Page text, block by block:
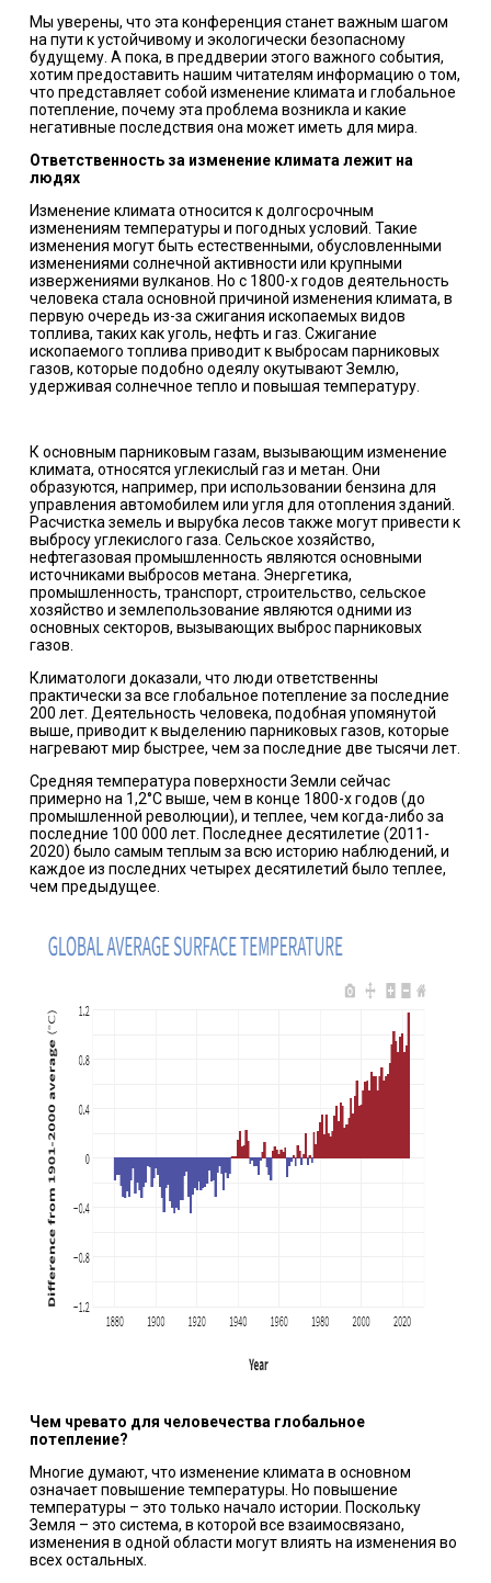
Мы уверены, что эта конференция станет важным шагом
на пути к устойчивому и экологически безопасному
будущему. А пока, в преддверии этого важного события,
хотим предоставить нашим читателям информацию о том,
что представляет собой изменение климата и глобальное
потепление, почему эта проблема возникла и какие
негативные последствия она может иметь для мира.
Ответственность за изменение климата лежит на
людях
Изменение климата относится к долгосрочным
изменениям температуры и погодных условий. Такие
изменения могут быть естественными, обусловленными
изменениями солнечной активности или крупными
извержениями вулканов. Но с 1800-х годов деятельность
человека стала основной причиной изменения климата, в
первую очередь из-за сжигания ископаемых видов
топлива, таких как уголь, нефть и газ. Сжигание
ископаемого топлива приводит к выбросам парниковых
газов, которые подобно одеялу окутывают Землю,
удерживая солнечное тепло и повышая температуру.
К основным парниковым газам, вызывающим изменение
климата, относятся углекислый газ и метан. Они
образуются, например, при использовании бензина для
управления автомобилем или угля для отопления зданий.
Расчистка земель и вырубка лесов также могут привести к
выбросу углекислого газа. Сельское хозяйство,
нефтегазовая промышленность являются основными
источниками выбросов метана. Энергетика,
промышленность, транспорт, строительство, сельское
хозяйство и землепользование являются одними из
основных секторов, вызывающих выброс парниковых
газов.
Климатологи доказали, что люди ответственны
практически за все глобальное потепление за последние
200 лет. Деятельность человека, подобная упомянутой
выше, приводит к выделению парниковых газов, которые
нагревают мир быстрее, чем за последние две тысячи лет.
Средняя температура поверхности Земли сейчас
примерно на 1,2°C выше, чем в конце 1800-х годов (до
промышленной революции), и теплее, чем когда-либо за
последние 100 000 лет. Последнее десятилетие (2011-
2020) было самым теплым за всю историю наблюдений, и
каждое из последних четырех десятилетий было теплее,
чем предыдущее.
Чем чревато для человечества глобальное
потепление?
Многие думают, что изменение климата в основном
означает повышение температуры. Но повышение
температуры – это только начало истории. Поскольку
Земля – это система, в которой все взаимосвязано,
изменения в одной области могут влиять на изменения во
всех остальных.